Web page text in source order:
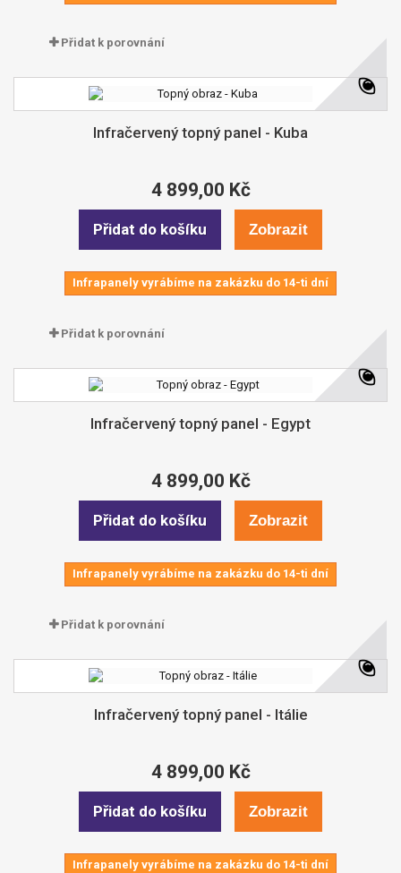
Přidat k porovnání
Infračervený topný panel - Kuba
4 899,00 Kč
Přidat do košíku Zobrazit
Infrapanely vyrábíme na zakázku do 14-ti dní
Přidat k porovnání
Infračervený topný panel - Egypt
4 899,00 Kč
Přidat do košíku Zobrazit
Infrapanely vyrábíme na zakázku do 14-ti dní
Přidat k porovnání
Infračervený topný panel - Itálie
4 899,00 Kč
Přidat do košíku Zobrazit
Infrapanely vyrábíme na zakázku do 14-ti dní